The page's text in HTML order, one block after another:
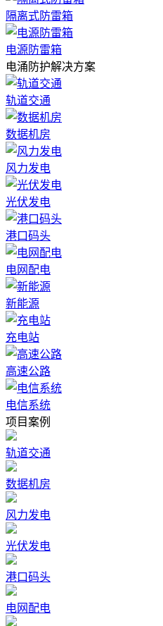
隔离式防雷箱
电源防雷箱
电涌防护解决方案
轨道交通
数据机房
风力发电
光伏发电
港口码头
电网配电
新能源
充电站
高速公路
电信系统
项目案例
轨道交通
数据机房
风力发电
光伏发电
港口码头
电网配电